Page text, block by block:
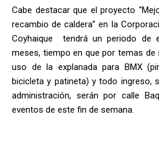
Cabe destacar que el proyecto
recambio de caldera” en la
Coyhaique tendrá un periodo de
meses, tiempo en que por temas de
uso de la explanada para BMX
bicicleta y patineta) y todo ingreso,
administración, serán por calle
eventos de este fin de semana.